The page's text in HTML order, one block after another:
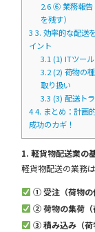
2.6⑥ 業務報告
を残す）
3 3. 効率的な配送
イント
3.1 (1) ITツー
3.2(2) 荷物の
取り扱い
3.3 (3) 配送ト
44. まとめ：計画
成功のカギ！
1. 軽貨物配送業の
軽貨物配送の業務
① 受注（荷物の
② 荷物の集荷（
③ 積み込み（荷